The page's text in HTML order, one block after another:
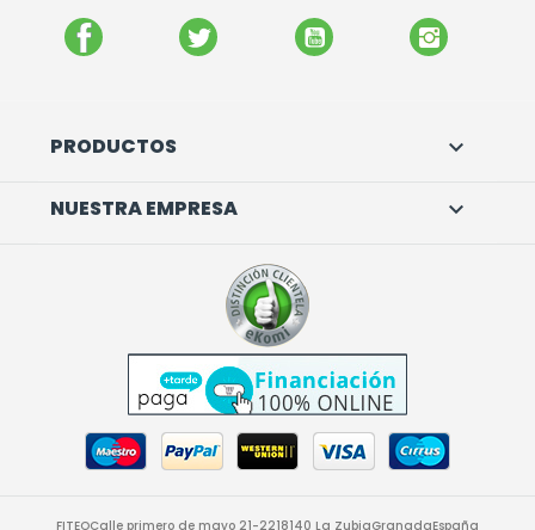
FACEBOOK TWITTER YOUTUBE
PRODUCTOS 
NUESTRA EMPRESA 
FITEOCalle primero de mayo 21-2218140 La ZubiaGranadaEspaña